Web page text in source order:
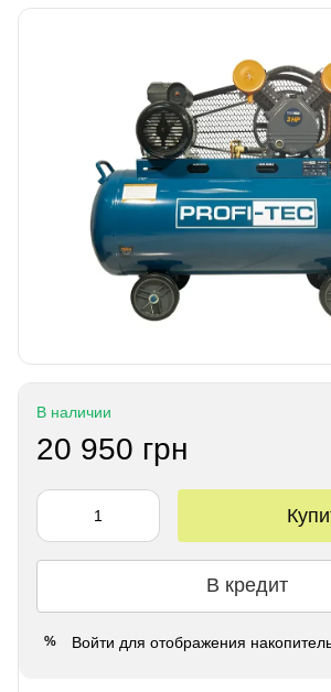
В наличии
20 950 грн
В кредит
% Войти для отображения